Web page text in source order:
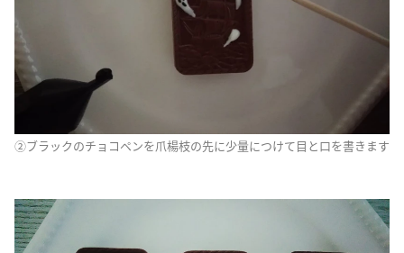
②ブラックのチョコペンを爪楊枝の先に少量につけて目と口を書きます